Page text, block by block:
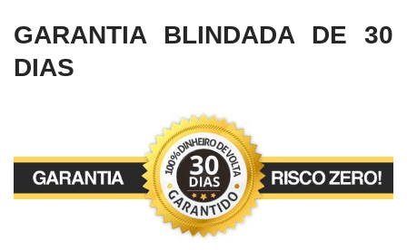
GARANTIA BLINDADA DE 30
DIAS